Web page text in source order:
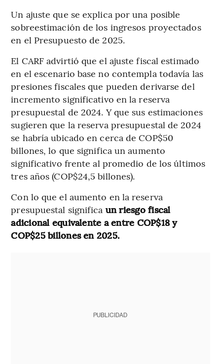
Un ajuste que se explica por una posible
sobreestimación de los ingresos proyectados
en el Presupuesto de 2025.
El CARF advirtió que el ajuste fiscal estimado
en el escenario base no contempla todavía las
presiones fiscales que pueden derivarse del
incremento significativo en la reserva
presupuestal de 2024. Y que sus estimaciones
sugieren que la reserva presupuestal de 2024
se habría ubicado en cerca de COP$50
billones, lo que significa un aumento
significativo frente al promedio de los últimos
tres años (COP$24,5 billones).
Con lo que el aumento en la reserva
presupuestal significa un riesgo fiscal
adicional equivalente a entre COP$18 y
COP$25 billones en 2025.
PUBLICIDAD